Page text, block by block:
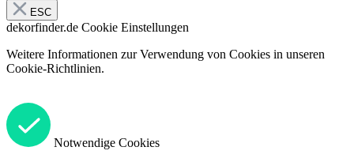
ESC
dekorfinder.de Cookie Einstellungen
Weitere Informationen zur Verwendung von Cookies in unseren
Cookie-Richtlinien.
Notwendige Cookies